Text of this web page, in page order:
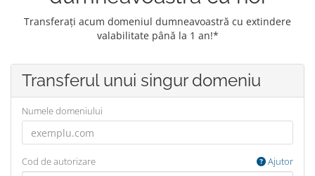
Transferați acum domeniul dumneavoastră cu extindere
valabilitate până la 1 an!*
Transferul unui singur domeniu
Numele domeniului
Cod de autorizare Ajutor